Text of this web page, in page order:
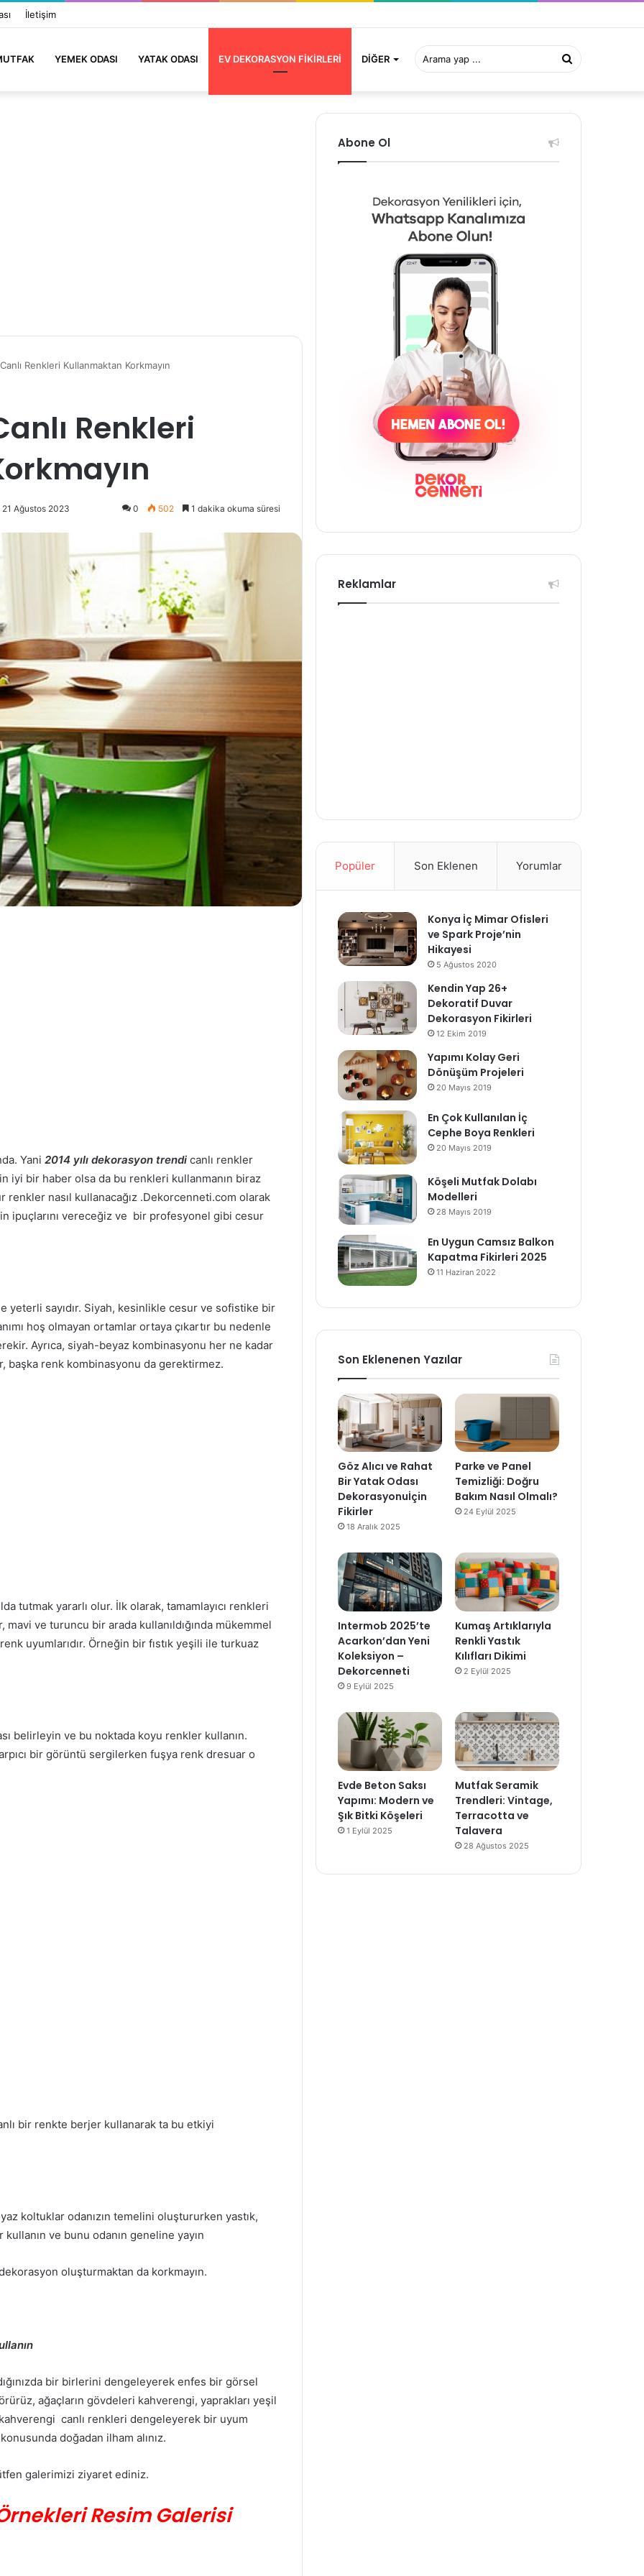
İletişim
YEMEK ODASI YATAK ODASI EV DEKORASYON FIKIRLERI DIĞER Arama
yap
Renkleri Kullanmaktan Korkmayın
Renkleri
Ağustos 2023 0 502 1 dakika okuma süresi
Yani 2014 yılı dekorasyon trendi canlı renkler
iyi bir haber olsa da bu renkleri kullanmanın biraz
renkler nasıl kullanacağız .Dekorcenneti.com olarak
ipuçlarını vereceğiz ve bir profesyonel gibi cesur
yeterli sayıdır. Siyah, kesinlikle cesur ve sofistike bir
hoş olmayan ortamlar ortaya çıkartır bu nedenle
Ayrıca, siyah-beyaz kombinasyonu her ne kadar
başka renk kombinasyonu da gerektirmez.
tutmak yararlı olur. İlk olarak, tamamlayıcı renkleri
mavi ve turuncu bir arada kullanıldığında mükemmel
uyumlarıdır. Örneğin bir fıstık yeşili ile turkuaz
belirleyin ve bu noktada koyu renkler kullanın.
bir görüntü sergilerken fuşya renk dresuar o
bir renkte berjer kullanarak ta bu etkiyi
koltuklar odanızın temelini oluştururken yastık,
ve bunu odanın geneline yayın
oluşturmaktan da korkmayın.
bir birlerini dengeleyerek enfes bir görsel
ağaçların gövdeleri kahverengi, yaprakları yeşil
canlı renkleri dengeleyerek bir uyum
doğadan ilham alınız.
galerimizi ziyaret ediniz.
Resim Galerisi
Abone Ol
Reklamlar
Popüler Son Eklenen Yorumlar
Konya İç Mimar Ofisleri
ve Spark Proje’nin
Hikayesi
5 Ağustos 2020
Kendin Yap 26+
Dekoratif Duvar
Dekorasyon Fikirleri
12 Ekim 2019
Yapımı Kolay Geri
Dönüşüm Projeleri
20 Mayıs 2019
En Çok Kullanılan İç
Cephe Boya Renkleri
20 Mayıs 2019
Köşeli Mutfak Dolabı
Modelleri
28 Mayıs 2019
En Uygun Camsız Balkon
Kapatma Fikirleri 2025
11 Haziran 2022
Son Eklenenen Yazılar
Göz Alıcı ve Rahat
Bir Yatak Odası
Dekorasyonuİçin
Fikirler
18 Aralık 2025
Parke ve Panel
Temizliği: Doğru
Bakım Nasıl Olmalı?
24 Eylül 2025
Intermob 2025’te
Acarkon’dan Yeni
Koleksiyon –
Dekorcenneti
9 Eylül 2025
Kumaş Artıklarıyla
Renkli Yastık
Kılıfları Dikimi
2 Eylül 2025
Evde Beton Saksı
Yapımı: Modern ve
Şık Bitki Köşeleri
1 Eylül 2025
Mutfak Seramik
Trendleri: Vintage,
Terracotta ve
Talavera
28 Ağustos 2025